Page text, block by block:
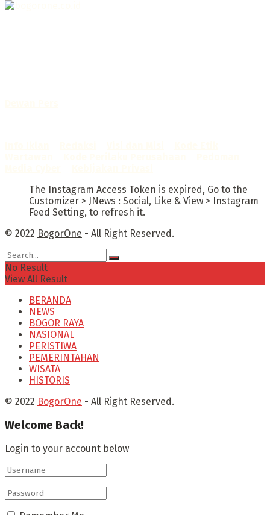
The Instagram Access Token is expired, Go to the
Customizer > JNews : Social, Like & View > Instagram
Feed Setting, to refresh it.
© 2022 BogorOne - All Right Reserved.
No Result
View All Result
BERANDA
NEWS
BOGOR RAYA
NASIONAL
PERISTIWA
PEMERINTAHAN
WISATA
HISTORIS
© 2022 BogorOne - All Right Reserved.
Welcome Back!
Login to your account below